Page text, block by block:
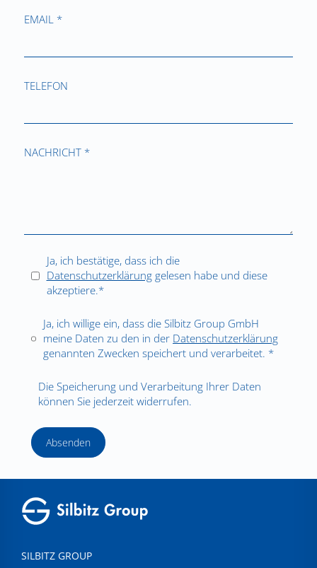
EMAIL *
TELEFON
NACHRICHT *
Ja, ich bestätige, dass ich die
Datenschutzerklärunggelesen habe und diese
akzeptiere.*
Ja, ich willige ein, dass die Silbitz Group GmbH
meine Daten zu den in der Datenschutzerklärung
genannten Zwecken speichert und verarbeitet. *
Die Speicherung und Verarbeitung Ihrer Daten
können Sie jederzeit widerrufen.
Absenden
SILBITZ GROUP